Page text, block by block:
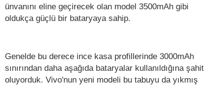
ünvanını eline geçirecek olan model 3500mAh gibi
oldukça güçlü bir bataryaya sahip.
Genelde bu derece ince kasa profillerinde 3000mAh
sınırından daha aşağıda bataryalar kullanıldığına şahit
oluyorduk. Vivo'nun yeni modeli bu tabuyu da yıkmış